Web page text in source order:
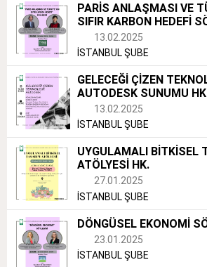
PARİS ANLAŞMASI VE
SIFIR KARBON HEDEFİ
13.02.2025
İSTANBUL ŞUBE
GELECEĞİ ÇİZEN
AUTODESK SUNUMU
13.02.2025
İSTANBUL ŞUBE
UYGULAMALI BİTKİSEL
ATÖLYESİ HK.
27.01.2025
İSTANBUL ŞUBE
DÖNGÜSEL EKONOMİ
23.01.2025
İSTANBUL ŞUBE